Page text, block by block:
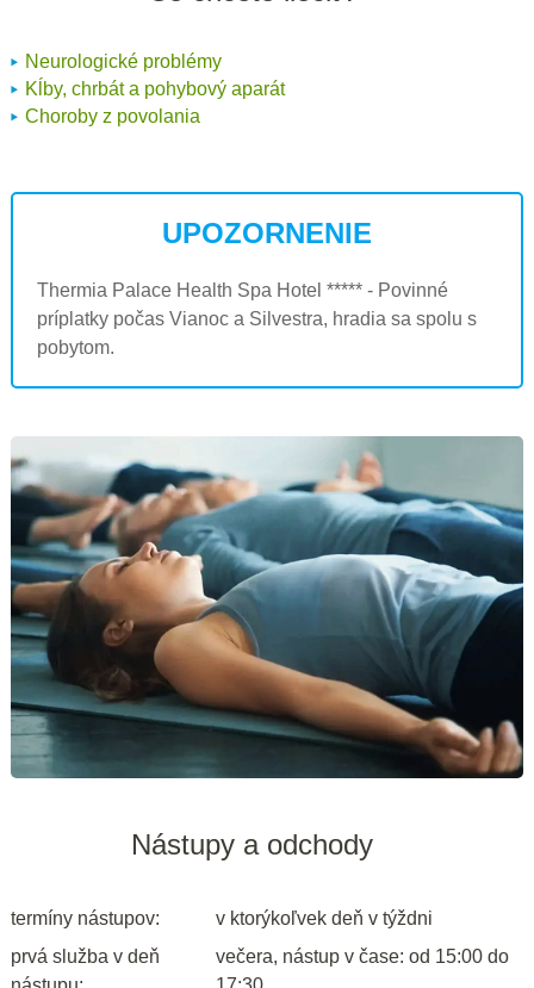
Neurologické problémy
Kĺby, chrbát a pohybový aparát
Choroby z povolania
UPOZORNENIE
Thermia Palace Health Spa Hotel ***** - Povinné
príplatky počas Vianoc a Silvestra, hradia sa spolu s
pobytom.
Nástupy a odchody
termíny nástupov:
v ktorýkoľvek deň v týždni
prvá služba v deň
večera, nástup v čase: od 15:00 do